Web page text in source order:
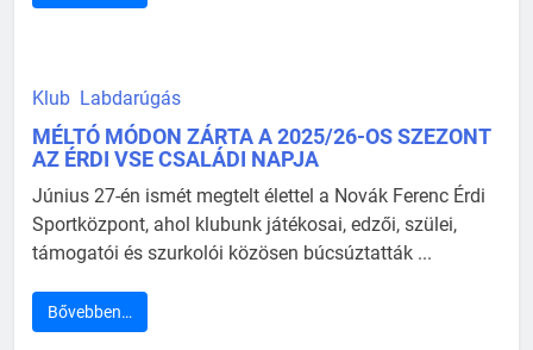
Klub Labdarúgás
MÉLTÓ MÓDON ZÁRTA A 2025/26-OS SZEZONT
AZ ÉRDI VSE CSALÁDI NAPJA
Június 27-én ismét megtelt élettel a Novák Ferenc Érdi
Sportközpont, ahol klubunk játékosai, edzői, szülei,
támogatói és szurkolói közösen búcsúztatták ...
Bővebben…